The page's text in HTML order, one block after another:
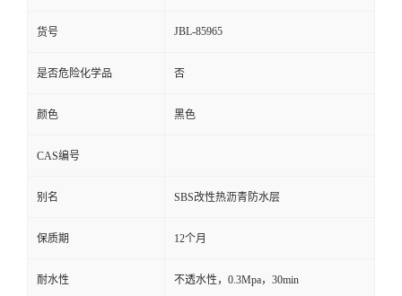
货号 JBL-85965
是否危险化学品 否
颜色 黑色
CAS编号
别名 SBS改性热沥青防水层
保质期 12个月
耐水性 不透水性，0.3Mpa，30min